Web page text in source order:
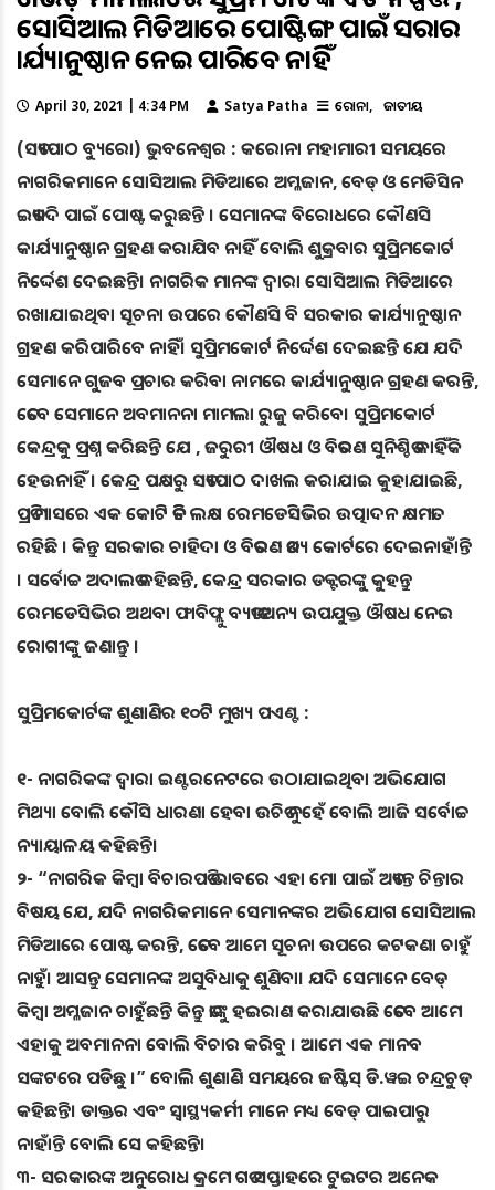
ସୋସିଆଲ ମିଡିଆରେ ପୋଷ୍ଟିଙ୍ଗ ପାଇଁ ସରକାର
କାର୍ଯ୍ୟାନୁଷ୍ଠାନ ନେଇ ପାରିବେ ନାହିଁ
April 30, 2021 | 4:34 PM Satya Patha କରୋନା ଜାତୀୟ
(ସତ୍ୟପାଠ ବ୍ୟୁରୋ) ଭୁବନେଶ୍ବର : କରୋନା ମହାମାରୀ ସମୟରେ
ନାଗରିକମାନେ ସୋସିଆଲ ମିଡିଆରେ ଅମ୍ଳଜାନ, ବେଡ୍ ଓ ମେଡିସିନ
ଇତ୍ୟାଦି ପାଇଁ ପୋଷ୍ଟ କରୁଛନ୍ତି । ସେମାନଙ୍କ ବିରୋଧରେ କୌଣସି
କାର୍ଯ୍ୟାନୁଷ୍ଠାନ ଗ୍ରହଣ କରାଯିବ ନାହିଁ ବୋଲି ଶୁକ୍ରବାର ସୁପ୍ରିମକୋର୍ଟ
ନିର୍ଦ୍ଦେଶ ଦେଇଛନ୍ତି। ନାଗରିକ ମାନଙ୍କ ଦ୍ୱାରା ସୋସିଆଲ ମିଡିଆରେ
ରଖାଯାଇଥିବା ସୂଚନା ଉପରେ କୌଣସି ବି ସରକାର କାର୍ଯ୍ୟାନୁଷ୍ଠାନ
ଗ୍ରହଣ କରିପାରିବେ ନାହିଁ। ସୁପ୍ରିମକୋର୍ଟ ନିର୍ଦ୍ଦେଶ ଦେଇଛନ୍ତି ଯେ ଯଦି
ସେମାନେ ଗୁଜବ ପ୍ରଚାର କରିବା ନାମରେ କାର୍ଯ୍ୟାନୁଷ୍ଠାନ ଗ୍ରହଣ କରନ୍ତି,
ତେବେ ସେମାନେ ଅବମାନନା ମାମଲା ରୁଜୁ କରିବେ। ସୁପ୍ରିମକୋର୍ଟ
କେନ୍ଦ୍ରକୁ ପ୍ରଶ୍ନ କରିଛନ୍ତି ଯେ , ଜରୁରୀ ଔଷଧ ଓ ବିତରଣ ସୁନିଶ୍ଚିତ କାହିଁକି
ହେଉନାହିଁ । କେନ୍ଦ୍ର ପକ୍ଷରୁ ସତ୍ୟପାଠ ଦାଖଲ କରାଯାଇ କୁହାଯାଇଛି,
ପ୍ରତି ମାସରେ ଏକ କୋଟି ତିନି ଲକ୍ଷ ରେମଡେସିଭିର ଉତ୍ପାଦନ କ୍ଷମତା
ରହିଛି । କିନ୍ତୁ ସରକାର ଚାହିଦା ଓ ବିତରଣ ତଥ୍ୟ କୋର୍ଟରେ ଦେଇନାହାଁନ୍ତି
। ସର୍ବୋଚ୍ଚ ଅଦାଲତ କହିଛନ୍ତି, କେନ୍ଦ୍ର ସରକାର ଡକ୍ଟରଙ୍କୁ କୁହନ୍ତୁ
ରେମଡେସିଭିର ଅଥବା ଫାବିଫ୍ଲୁ ବ୍ୟତୀତ ଅନ୍ୟ ଉପଯୁକ୍ତ ଔଷଧ ନେଇ
ରୋଗୀଙ୍କୁ ଜଣାନ୍ତୁ ।
ସୁପ୍ରିମକୋର୍ଟଙ୍କ ଶୁଣାଣିର ୧୦ଟି ମୁଖ୍ୟ ପଏଣ୍ଟ :
୧- ନାଗରିକଙ୍କ ଦ୍ୱାରା ଇଣ୍ଟରନେଟରେ ଉଠାଯାଇଥିବା ଅଭିଯୋଗ
ମିଥ୍ୟା ବୋଲି କୌସି ଧାରଣା ହେବା ଉଚିତ ନୁହେଁ ବୋଲି ଆଜି ସର୍ବୋଚ୍ଚ
ନ୍ୟାୟାଳୟ କହିଛନ୍ତି।
୨- “ନାଗରିକ କିମ୍ବା ବିଚାରପତି ଭାବରେ ଏହା ମୋ ପାଇଁ ଅତ୍ୟନ୍ତ ଚିନ୍ତାର
ବିଷୟ ଯେ, ଯଦି ନାଗରିକମାନେ ସେମାନଙ୍କର ଅଭିଯୋଗ ସୋସିଆଲ
ମିଡିଆରେ ପୋଷ୍ଟ କରନ୍ତି, ତେବେ ଆମେ ସୂଚନା ଉପରେ କଟକଣା ଚାହୁଁ
ନାହୁଁ। ଆସନ୍ତୁ ସେମାନଙ୍କ ଅସୁବିଧାକୁ ଶୁଣିବା। ଯଦି ସେମାନେ ବେଡ୍
କିମ୍ବା ଅମ୍ଳଜାନ ଚାହୁଁଛନ୍ତି କିନ୍ତୁ ତାଙ୍କୁ ହଇରାଣ କରାଯାଉଛି ତେବେ ଆମେ
ଏହାକୁ ଅବମାନନା ବୋଲି ବିଚାର କରିବୁ । ଆମେ ଏକ ମାନବ
ସଙ୍କଟରେ ପଡିଛୁ ।” ବୋଲି ଶୁଣାଣି ସମୟରେ ଜଷ୍ଟିସ୍ ଡି.ୱଇ ଚନ୍ଦ୍ରଚୁଡ୍
କହିଛନ୍ତି। ଡାକ୍ତର ଏବଂ ସ୍ୱାସ୍ଥ୍ୟକର୍ମୀ ମାନେ ମଧ୍ୟ ବେଡ୍ ପାଇପାରୁ
ନାହାଁନ୍ତି ବୋଲି ସେ କହିଛନ୍ତି।
୩- ସରକାରଙ୍କ ଅନୁରୋଧ କ୍ରମେ ଗତ ସପ୍ତାହରେ ଟୁଇଟର ଅନେକ